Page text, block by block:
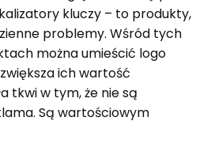
kluczy – to produkty,
problemy. Wśród tych
można umieścić logo
ich wartość
tkwi w tym, że nie są
Są wartościowym